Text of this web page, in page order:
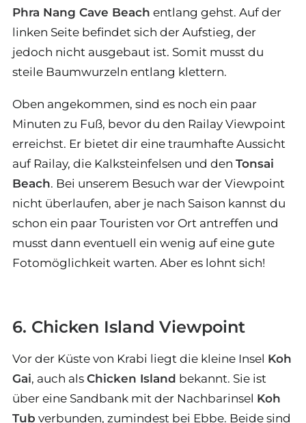
Phra Nang Cave Beach entlang gehst. Auf der
linken Seite befindet sich der Aufstieg, der
jedoch nicht ausgebaut ist. Somit musst du
steile Baumwurzeln entlang klettern.
Oben angekommen, sind es noch ein paar
Minuten zu Fuß, bevor du den Railay Viewpoint
erreichst. Er bietet dir eine traumhafte Aussicht
auf Railay, die Kalksteinfelsen und den Tonsai
Beach. Bei unserem Besuch war der Viewpoint
nicht überlaufen, aber je nach Saison kannst du
schon ein paar Touristen vor Ort antreffen und
musst dann eventuell ein wenig auf eine gute
Fotomöglichkeit warten. Aber es lohnt sich!
6. Chicken Island Viewpoint
Vor der Küste von Krabi liegt die kleine Insel Koh
Gai, auch als Chicken Island bekannt. Sie ist
über eine Sandbank mit der Nachbarinsel Koh
Tub verbunden, zumindest bei Ebbe. Beide sind